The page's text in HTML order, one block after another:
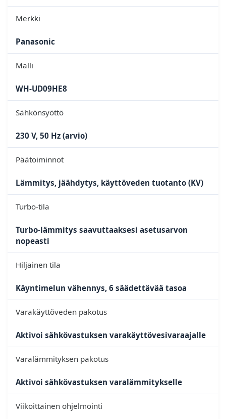
Merkki
Panasonic
Malli
WH-UD09HE8
Sähkönsyöttö
230 V, 50 Hz (arvio)
Päätoiminnot
Lämmitys, jäähdytys, käyttöveden tuotanto (KV)
Turbo-tila
Turbo-lämmitys saavuttaaksesi asetusarvon
nopeasti
Hiljainen tila
Käyntimelun vähennys, 6 säädettävää tasoa
Varakäyttöveden pakotus
Aktivoi sähkövastuksen varakäyttövesivaraajalle
Varalämmityksen pakotus
Aktivoi sähkövastuksen varalämmitykselle
Viikoittainen ohjelmointi